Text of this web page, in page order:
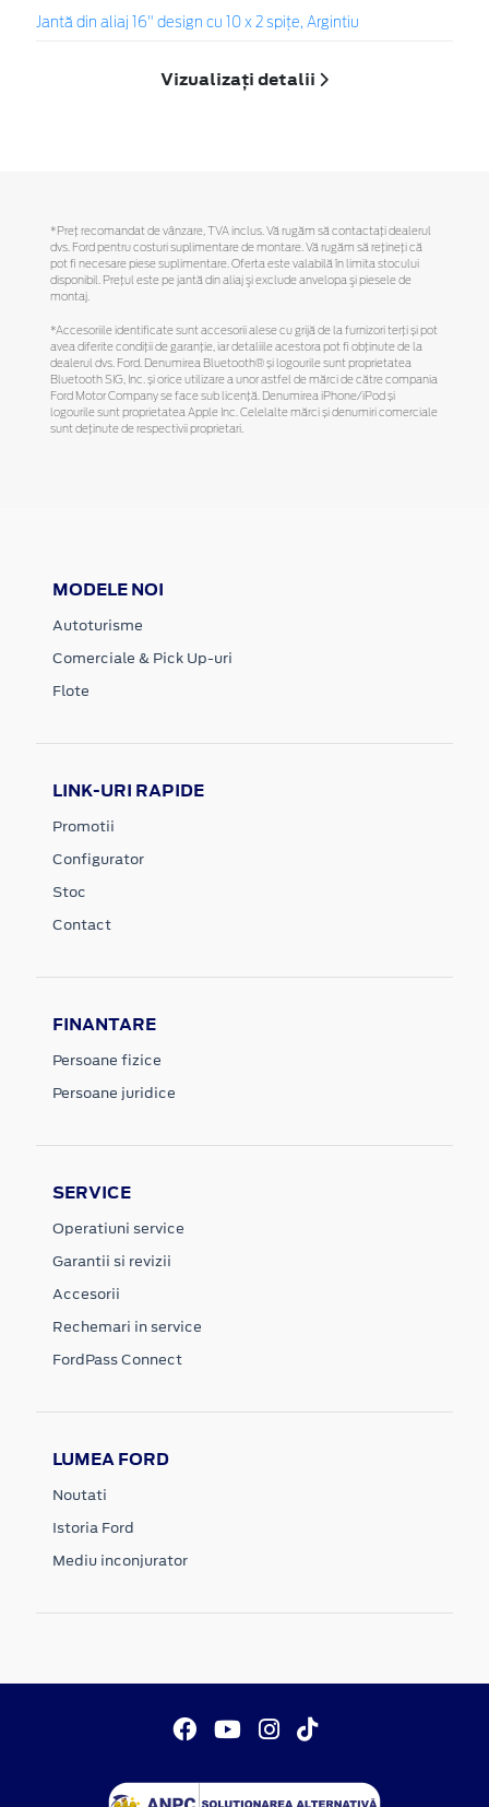
Jantă din aliaj 16" design cu 10 x 2 spiţe, Argintiu
Vizualizați detalii
*Preţ recomandat de vânzare, TVA inclus. Vă rugăm să contactaţi dealerul
dvs. Ford pentru costuri suplimentare de montare. Vă rugăm să reţineţi că
pot fi necesare piese suplimentare. Oferta este valabilă în limita stocului
disponibil. Preţul este pe jantă din aliaj şi exclude anvelopa şi piesele de
montaj.
*Accesoriile identificate sunt accesorii alese cu grijă de la furnizori terți și pot
avea diferite condiții de garanție, iar detaliile acestora pot fi obținute de la
dealerul dvs. Ford. Denumirea Bluetooth® și logourile sunt proprietatea
Bluetooth SIG, Inc. și orice utilizare a unor astfel de mărci de către compania
Ford Motor Company se face sub licență. Denumirea iPhone/iPod și
logourile sunt proprietatea Apple Inc. Celelalte mărci și denumiri comerciale
sunt deținute de respectivii proprietari.
MODELE NOI
Autoturisme
Comerciale & Pick Up-uri
Flote
LINK-URI RAPIDE
Promotii
Configurator
Stoc
Contact
FINANTARE
Persoane fizice
Persoane juridice
SERVICE
Operatiuni service
Garantii si revizii
Accesorii
Rechemari in service
FordPass Connect
LUMEA FORD
Noutati
Istoria Ford
Mediu inconjurator